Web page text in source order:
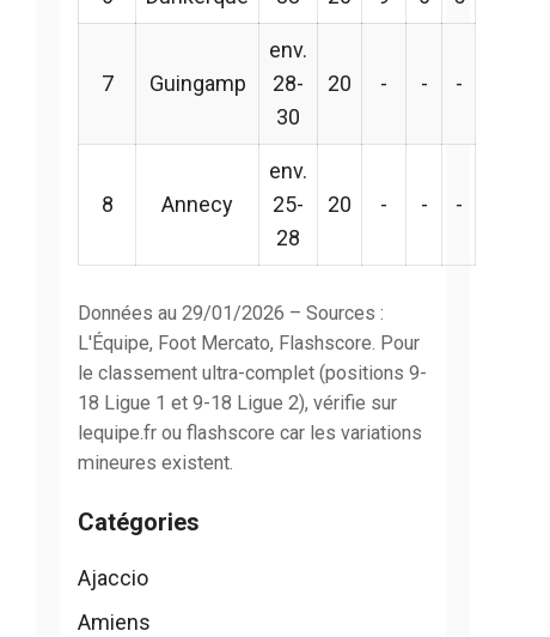
7 Guingamp
env.
28-
30
20 - - -
8 Annecy
env.
25-
28
20 - - -
Données au 29/01/2026 – Sources :
L'Équipe, Foot Mercato, Flashscore. Pour
le classement ultra-complet (positions 9-
18 Ligue 1 et 9-18 Ligue 2), vérifie sur
lequipe.fr ou flashscore car les variations
mineures existent.
Catégories
Ajaccio
Amiens